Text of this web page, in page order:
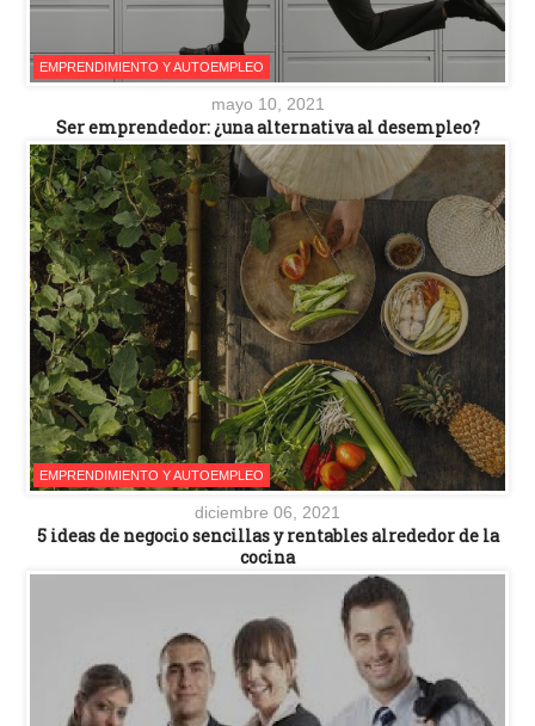
EMPRENDIMIENTO Y AUTOEMPLEO
mayo 10, 2021
Ser emprendedor: ¿una alternativa al desempleo?
EMPRENDIMIENTO Y AUTOEMPLEO
diciembre 06, 2021
5 ideas de negocio sencillas y rentables alrededor de la
cocina